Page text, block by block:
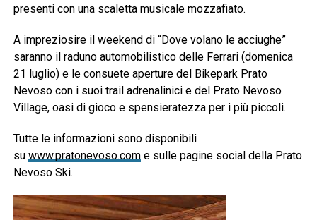
presenti con una scaletta musicale mozzafiato.
A impreziosire il weekend di “Dove volano le acciughe”
saranno il raduno automobilistico delle Ferrari (domenica
21 luglio) e le consuete aperture del Bikepark Prato
Nevoso con i suoi trail adrenalinici e del Prato Nevoso
Village, oasi di gioco e spensieratezza per i più piccoli.
Tutte le informazioni sono disponibili
su www.pratonevoso.come sulle pagine social della Prato
Nevoso Ski.